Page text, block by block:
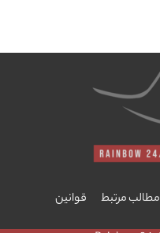
مطالب مرتبط قوانین